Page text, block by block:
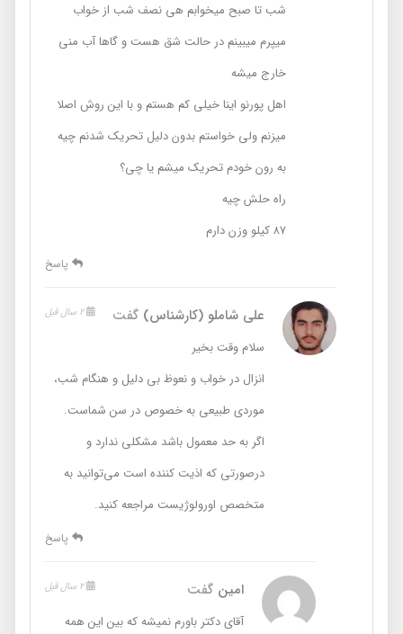
شب تا صبح میخوابم هی نصف شب از خواب
میپرم میبینم در حالت شق هست و گاها آب منی
خارج میشه
اهل پورنو اینا خیلی کم هستم و با این روش اصلا
میزنم ولی خواستم بدون دلیل تحریک شدنم چیه
به رون خودم تحریک میشم یا چی؟
راه حلش چیه
پاسخ
علی شاملو (کارشناس)گفت
سلام وقت بخیر
انزال در خواب و نعوظ بی دلیل و هنگام شب،
موردی طبیعی به خصوص در سن شماست.
اگر به حد معمول باشد مشکلی ندارد و
درصورتی که اذیت کننده است می‌توانید به
متخصص اورولوژیست مراجعه کنید.
پاسخ
امینگفت
آقای دکتر باورم نمیشه که بین این همه